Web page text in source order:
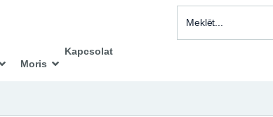
Moris
Kapcsolat